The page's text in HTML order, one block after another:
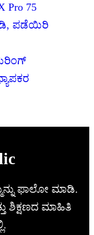
Pro 75
ಪಡೆಯಿರಿ
ಫಾಲೋ ಮಾಡಿ.
ಶಿಕ್ಷಣದ ಮಾಹಿತಿ